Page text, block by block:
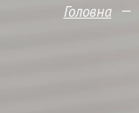
Головна —